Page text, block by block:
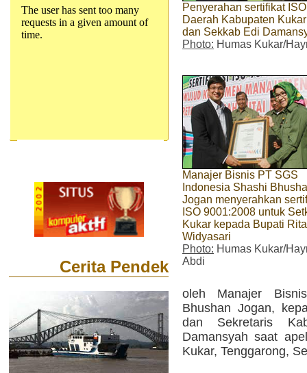
Cerita Pendek
Penyerahan sertifikat
Daerah Kabupaten
dan Sekkab Edi
Photo: Humas Kukar/
Manajer Bisnis PT SGS
Indonesia Shashi
Jogan menyerahkan
ISO 9001:2008 untuk
Kukar kepada Bupati Rita
Widyasari
Photo: Humas Kukar/
Abdi
oleh Manajer
Bhushan Jogan,
dan Sekretaris
Damansyah saat
Kukar, Tenggarong,